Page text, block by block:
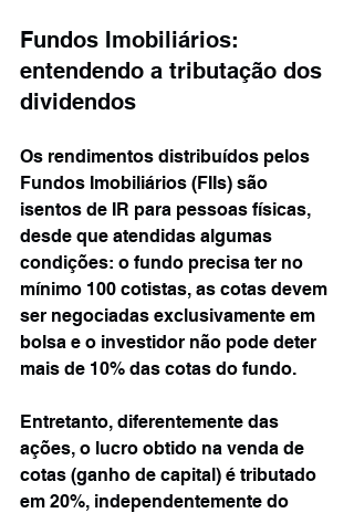
Fundos Imobiliários:
entendendo a tributação dos
dividendos
Os rendimentos distribuídos pelos
Fundos Imobiliários (FIIs) são
isentos de IR para pessoas físicas,
desde que atendidas algumas
condições: o fundo precisa ter no
mínimo 100 cotistas, as cotas devem
ser negociadas exclusivamente em
bolsa e o investidor não pode deter
mais de 10% das cotas do fundo.
Entretanto, diferentemente das
ações, o lucro obtido na venda de
cotas (ganho de capital) é tributado
em 20%, independentemente do